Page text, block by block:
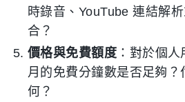
時錄音、YouTube 連結解
合？
價格與免費額度 ：對於個
月的免費分鐘數是否足夠？
何？